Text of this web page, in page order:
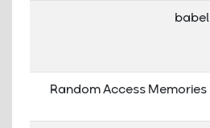
babel